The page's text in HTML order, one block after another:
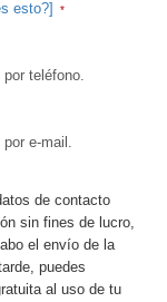
esto?]
teléfono.
e-mail.
de contacto
sin fines de lucro,
el envío de la
puedes
al uso de tu